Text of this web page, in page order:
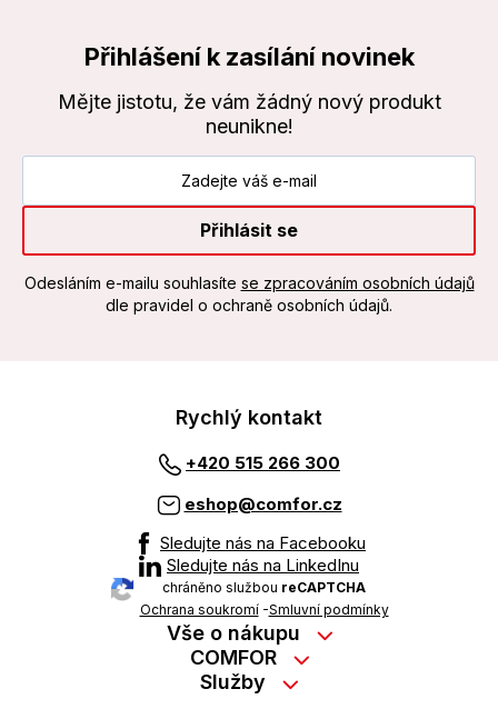
Přihlášení k zasílání novinek
Mějte jistotu, že vám žádný nový produkt
neunikne!
Přihlásit se
Odesláním e-mailu souhlasíte se zpracováním osobních údajů
dle pravidel o ochraně osobních údajů.
Rychlý kontakt
+420 515 266 300
eshop@comfor.cz
Sledujte nás na Facebooku
Sledujte nás na LinkedInu
chráněno službou reCAPTCHA
Ochrana soukromí-Smluvní podmínky
Vše o nákupu
Nákup na splátky
Možnosti platby
COMFOR
Kontakty
Služby